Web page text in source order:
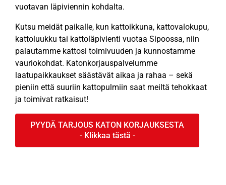
vuotavan läpiviennin kohdalta.
Kutsu meidät paikalle, kun kattoikkuna, kattovalokupu,
kattoluukku tai kattoläpivienti vuotaa Sipoossa, niin
palautamme kattosi toimivuuden ja kunnostamme
vauriokohdat. Katonkorjauspalvelumme
laatupaikkaukset säästävät aikaa ja rahaa – sekä
pieniin että suuriin kattopulmiin saat meiltä tehokkaat
ja toimivat ratkaisut!
PYYDÄ TARJOUS KATON KORJAUKSESTA